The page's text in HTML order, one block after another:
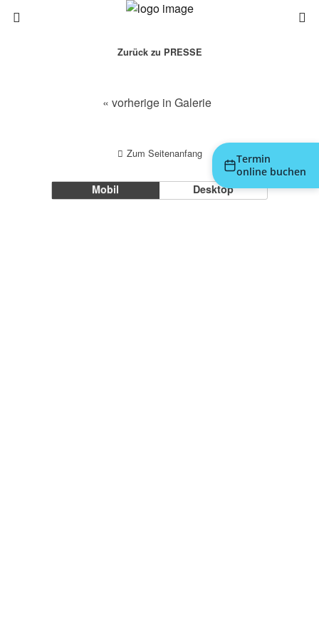
Termin
online buchen
Zurück zu PRESSE
« vorherige in Galerie
Zum Seitenanfang
Mobil Desktop